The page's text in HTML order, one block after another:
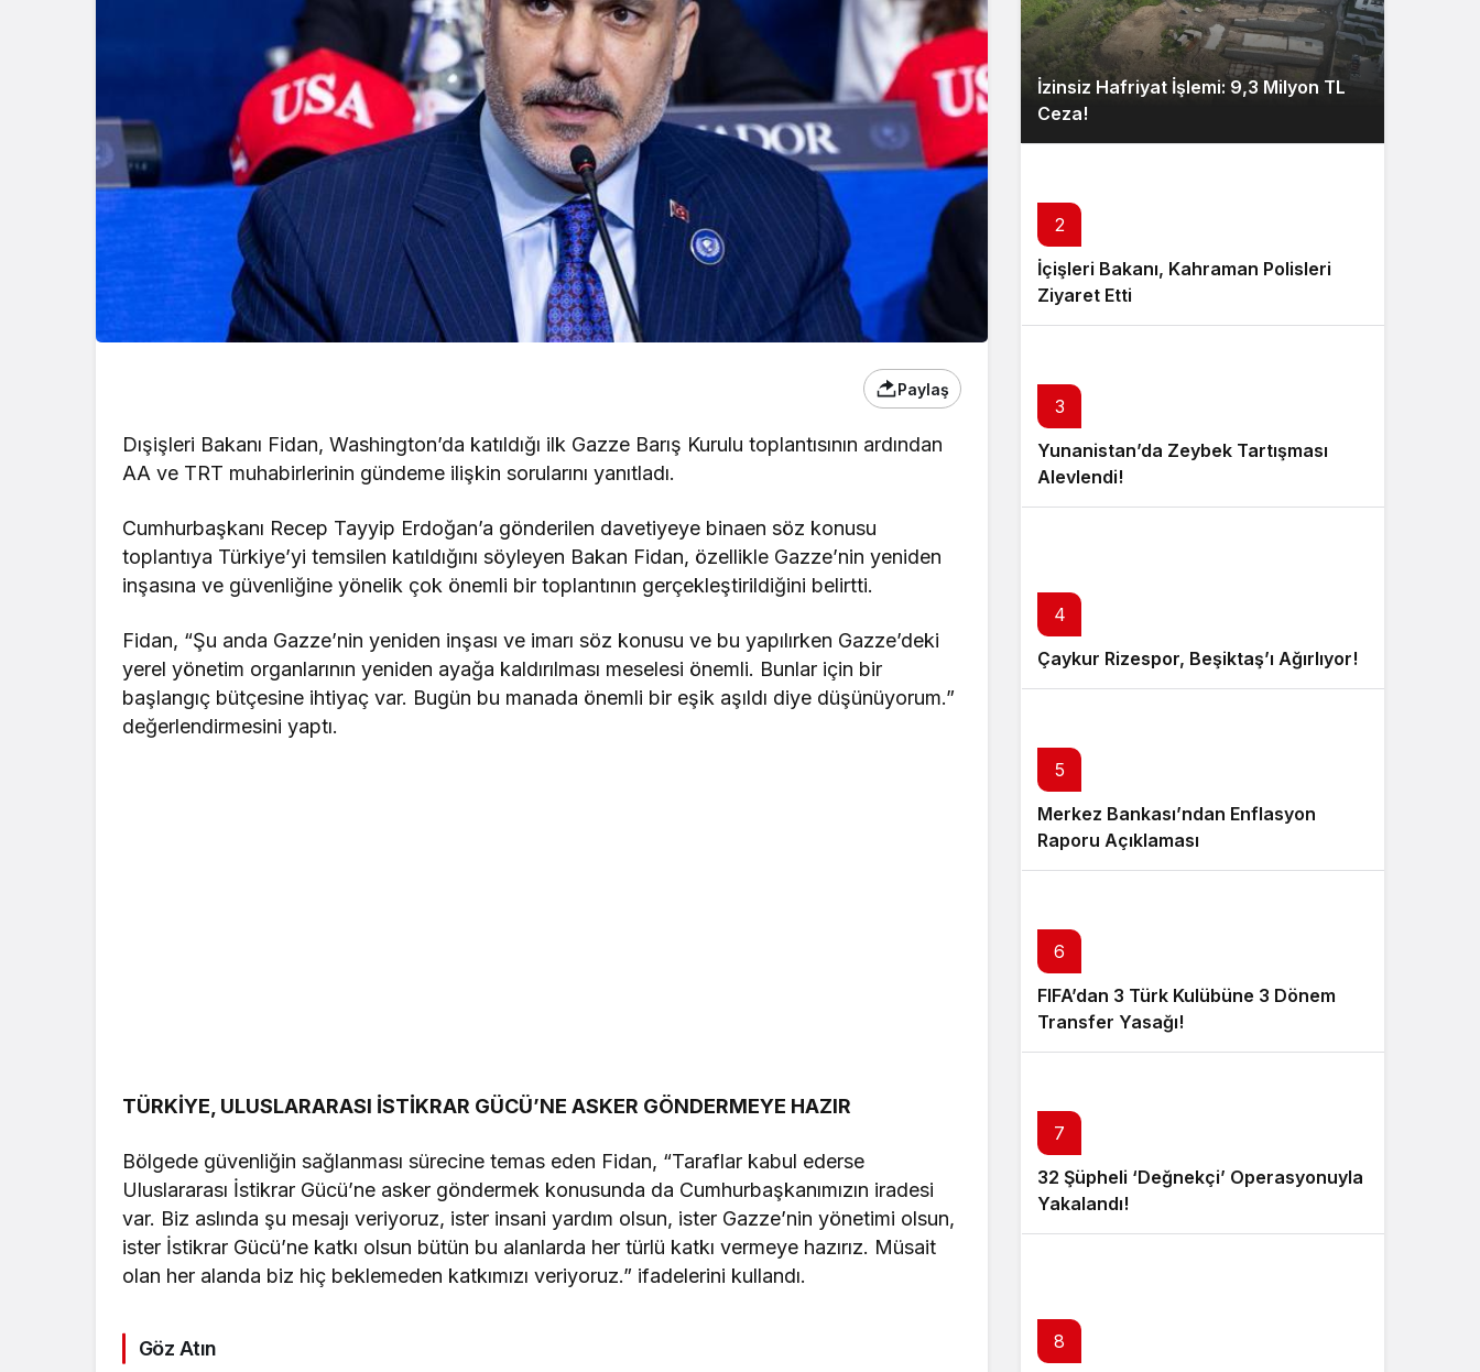
Paylaş
Dışişleri Bakanı Fidan, Washington’da katıldığı ilk Gazze Barış Kurulu toplantısının ardından
AA ve TRT muhabirlerinin gündeme ilişkin sorularını yanıtladı.
Cumhurbaşkanı Recep Tayyip Erdoğan’a gönderilen davetiyeye binaen söz konusu
toplantıya Türkiye’yi temsilen katıldığını söyleyen Bakan Fidan, özellikle Gazze’nin yeniden
inşasına ve güvenliğine yönelik çok önemli bir toplantının gerçekleştirildiğini belirtti.
Fidan, “Şu anda Gazze’nin yeniden inşası ve imarı söz konusu ve bu yapılırken Gazze’deki
yerel yönetim organlarının yeniden ayağa kaldırılması meselesi önemli. Bunlar için bir
başlangıç bütçesine ihtiyaç var. Bugün bu manada önemli bir eşik aşıldı diye düşünüyorum.”
değerlendirmesini yaptı.
TÜRKİYE, ULUSLARARASI İSTİKRAR GÜCÜ’NE ASKER GÖNDERMEYE HAZIR
Bölgede güvenliğin sağlanması sürecine temas eden Fidan, “Taraflar kabul ederse
Uluslararası İstikrar Gücü’ne asker göndermek konusunda da Cumhurbaşkanımızın iradesi
var. Biz aslında şu mesajı veriyoruz, ister insani yardım olsun, ister Gazze’nin yönetimi olsun,
ister İstikrar Gücü’ne katkı olsun bütün bu alanlarda her türlü katkı vermeye hazırız. Müsait
olan her alanda biz hiç beklemeden katkımızı veriyoruz.” ifadelerini kullandı.
Göz Atın
İzinsiz Hafriyat İşlemi: 9,3 Milyon TL
Ceza!
2
İçişleri Bakanı, Kahraman Polisleri
Ziyaret Etti
3
Yunanistan’da Zeybek Tartışması
Alevlendi!
4
Çaykur Rizespor, Beşiktaş’ı Ağırlıyor!
5
Merkez Bankası’ndan Enflasyon
Raporu Açıklaması
6
FIFA’dan 3 Türk Kulübüne 3 Dönem
Transfer Yasağı!
7
32 Şüpheli ‘Değnekçi’ Operasyonuyla
Yakalandı!
8